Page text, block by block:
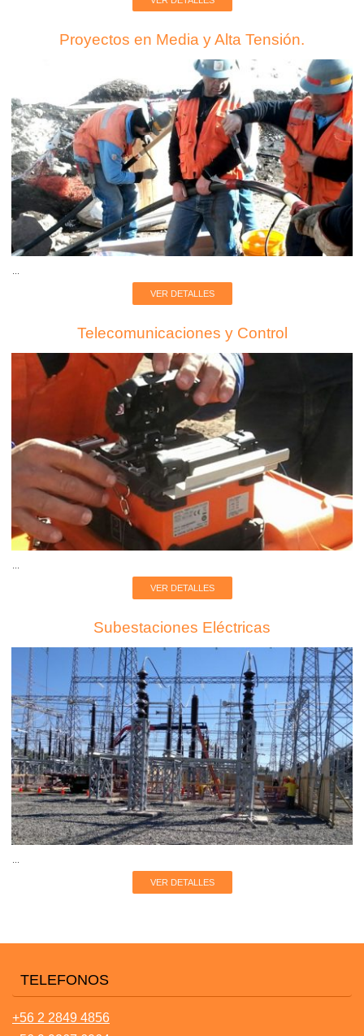
Proyectos en Media y Alta Tensión.
VER DETALLES
Telecomunicaciones y Control
VER DETALLES
Subestaciones Eléctricas
VER DETALLES
TELEFONOS
+56 2 2849 4856